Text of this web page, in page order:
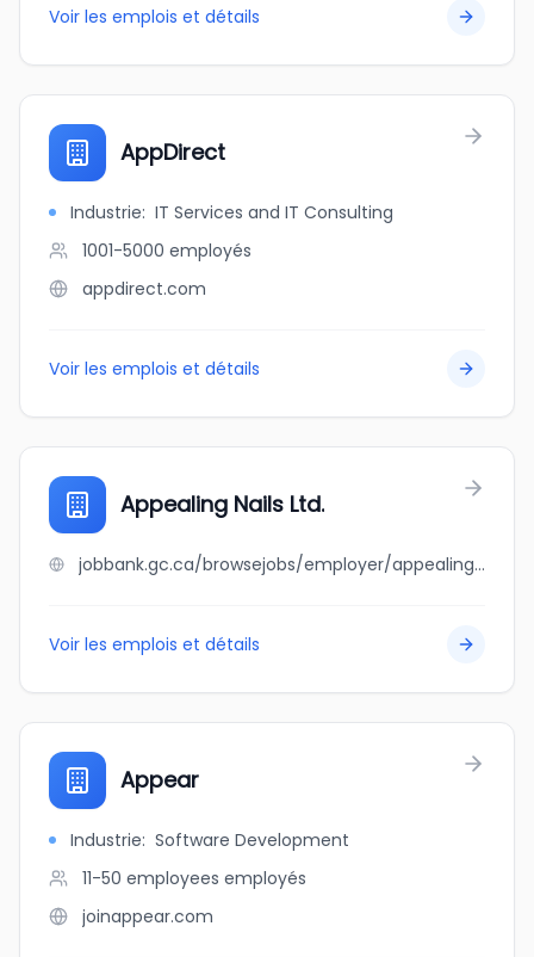
Voir les emplois et détails
AppDirect
Industrie: IT Services and IT Consulting
1001-5000 employés
appdirect.com
Voir les emplois et détails
Appealing Nails Ltd.
jobbank.gc.ca/browsejobs/employer/appealing+nails+ltd./ca
Voir les emplois et détails
Appear
Industrie: Software Development
11-50 employees employés
joinappear.com